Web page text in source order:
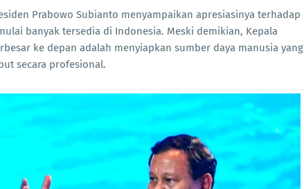
Prabowo Subianto menyampaikan apresiasinya terhadap
banyak tersedia di Indonesia. Meski demikian, Kepala
ke depan adalah menyiapkan sumber daya manusia yang
secara profesional.